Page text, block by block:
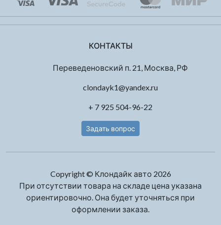
КОНТАКТЫ
Переведеновский п. 21, Москва, РФ
clondayk1@yandex.ru
+ 7 925 504-96-22
Задать вопрос
Copyright © Клондайк авто 2026
При отсутствии товара на складе цена указана
ориентировочно. Она будет уточняться при
оформлении заказа.